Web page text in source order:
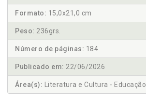
Formato: 15,0x21,0 cm
Peso: 236grs.
Número de páginas: 184
Publicado em: 22/06/2026
Área(s): Literatura e Cultura - Educação